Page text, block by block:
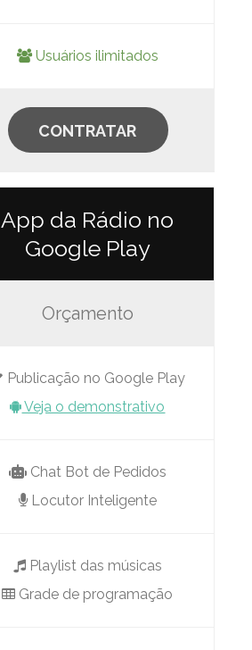
Usuários ilimitados
CONTRATAR
App da Rádio no
Google Play
Orçamento
Publicação no Google Play
Veja o demonstrativo
Chat Bot de Pedidos
Locutor Inteligente
Playlist das músicas
Grade de programação